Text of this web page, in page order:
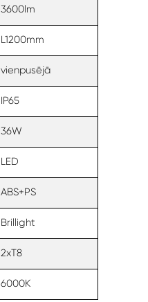
3600lm
L1200mm
vienpusējā
IP65
36W
LED
ABS+PS
Brillight
2xT8
6000K